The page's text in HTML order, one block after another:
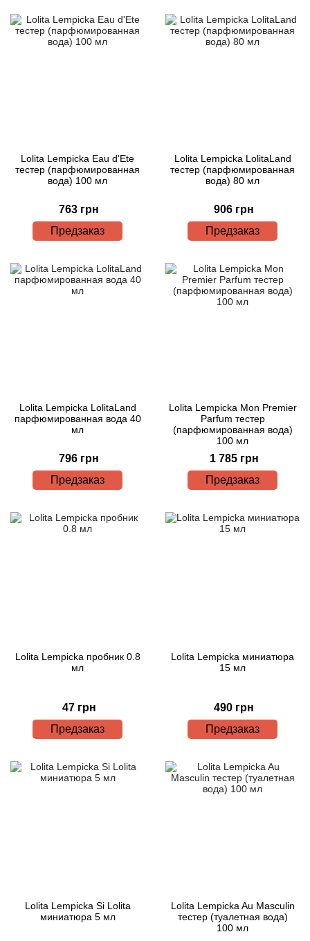
Lolita Lempicka Eau d'Ete
тестер (парфюмированная
вода) 100 мл
763 грн
Предзаказ
Lolita Lempicka LolitaLand
тестер (парфюмированная
вода) 80 мл
906 грн
Предзаказ
Lolita Lempicka LolitaLand
парфюмированная вода 40
мл
796 грн
Предзаказ
Lolita Lempicka Mon Premier
Parfum тестер
(парфюмированная вода)
100 мл
1 785 грн
Предзаказ
Lolita Lempicka пробник 0.8
мл
47 грн
Предзаказ
Lolita Lempicka миниатюра
15 мл
490 грн
Предзаказ
Lolita Lempicka Si Lolita
миниатюра 5 мл
Lolita Lempicka Au Masculin
тестер (туалетная вода)
100 мл